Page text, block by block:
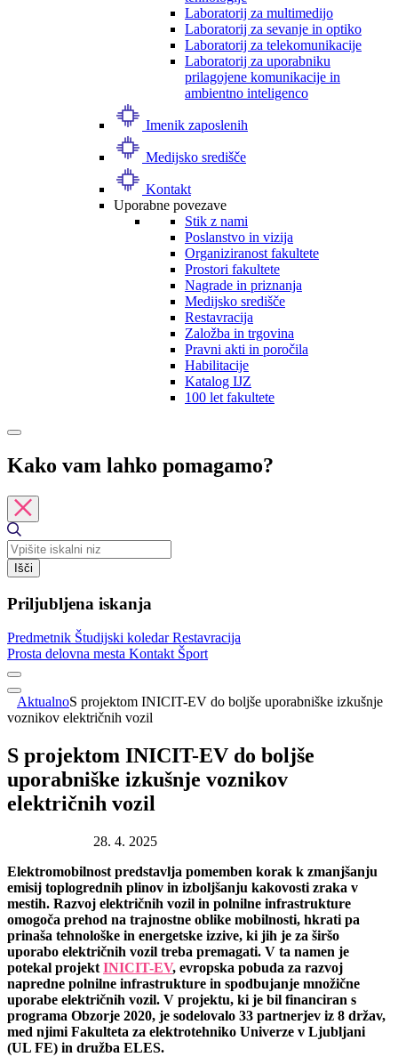
Laboratorij za multimedijo
Laboratorij za sevanje in optiko
Laboratorij za telekomunikacije
Laboratorij za uporabniku
prilagojene komunikacije in
ambientno inteligenco
Imenik zaposlenih
Medijsko središče
Kontakt
Uporabne povezave
Stik z nami
Poslanstvo in vizija
Organiziranost fakultete
Prostori fakultete
Nagrade in priznanja
Medijsko središče
Restavracija
Založba in trgovina
Pravni akti in poročila
Habilitacije
Katalog IJZ
100 let fakultete
Kako vam lahko pomagamo?
Išči
Priljubljena iskanja
Predmetnik Študijski koledarRestavracija
Prosta delovna mesta Kontakt Šport
AktualnoS projektom INICIT-EV do boljše uporabniške izkušnje
voznikov električnih vozil
S projektom INICIT-EV do boljše
uporabniške izkušnje voznikov
električnih vozil
28. 4. 2025
Elektromobilnost predstavlja pomemben korak k zmanjšanju
emisij toplogrednih plinov in izboljšanju kakovosti zraka v
mestih. Razvoj električnih vozil in polnilne infrastrukture
omogoča prehod na trajnostne oblike mobilnosti, hkrati pa
prinaša tehnološke in energetske izzive, ki jih je za širšo
uporabo električnih vozil treba premagati. V ta namen je
potekal projekt INICIT-EV, evropska pobuda za razvoj
napredne polnilne infrastrukture in spodbujanje množične
uporabe električnih vozil. V projektu, ki je bil financiran s
programa Obzorje 2020, je sodelovalo 33 partnerjev iz 8 držav,
med njimi Fakulteta za elektrotehniko Univerze v Ljubljani
(UL FE) in družba ELES.